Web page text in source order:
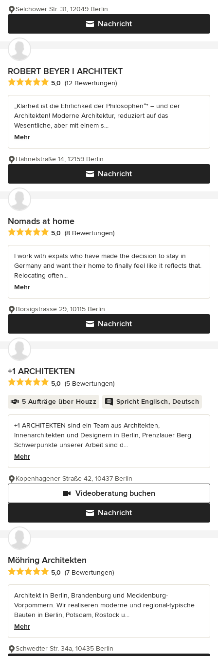
Nachricht
Selchower Str. 31, 12049 Berlin
ROBERT BEYER I ARCHITEKT
Durchschnittliche Bewertung: 5 von 5 Sternen
5,0 (12 Bewertungen)
„Klarheit ist die Ehrlichkeit der Philosophen“* – und der
Architekten! Moderne Architektur, reduziert auf das
Wesentliche, aber mit einem s...
Mehr
Nachricht
Hähnelstraße 14, 12159 Berlin
Nomads at home
Durchschnittliche Bewertung: 5 von 5 Sternen
5,0 (8 Bewertungen)
I work with expats who have made the decision to stay in
Germany and want their home to finally feel like it reflects that.
Relocating often...
Mehr
Nachricht
Borsigstrasse 29, 10115 Berlin
+1 ARCHITEKTEN
Durchschnittliche Bewertung: 5 von 5 Sternen
5,0 (5 Bewertungen)
5 Aufträge über Houzz Spricht Englisch, Deutsch
+1 ARCHITEKTEN sind ein Team aus Architekten,
Innenarchitekten und Designern in Berlin, Prenzlauer Berg.
Schwerpunkte unserer Arbeit sind d...
Mehr
Nachricht
Videoberatung buchen
Kopenhagener Straße 42, 10437 Berlin
Möhring Architekten
Durchschnittliche Bewertung: 5 von 5 Sternen
5,0 (7 Bewertungen)
Architekt in Berlin, Brandenburg und Mecklenburg-
Vorpommern. Wir realiseren moderne und regional-typische
Bauten in Berlin, Potsdam, Rostock u...
Mehr
Schwedter Str. 34a, 10435 Berlin